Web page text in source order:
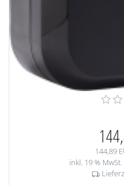
144,89
inkl. 19 % MwSt.